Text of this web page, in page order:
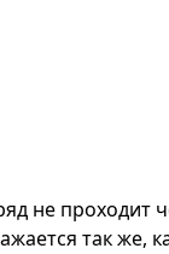
не проходит
так же,